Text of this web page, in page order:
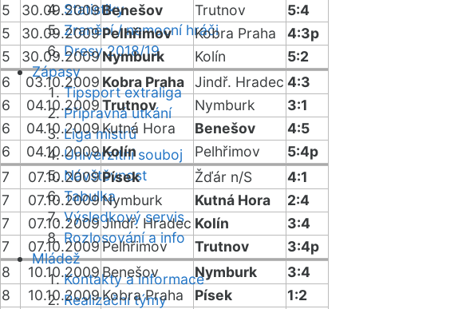
Statistiky
Zranění / nemocní hráči
Dresy 2018/19
Zápasy
Tipsport extraliga
Přípravná utkání
Liga mistrů
Univerzitní souboj
Návštěvnost
Tabulka
Výsledkový servis
Rozlosování a info
Mládež
Kontakty a informace
Realizační týmy
5
30.09.2009Benešov Trutnov
5:4
5
30.09.2009Pelhřimov Kobra Praha
4:3p
5
30.09.2009Nymburk Kolín
5:2
6
03.10.2009 Kobra Praha Jindř. Hradec 4:3
6
04.10.2009Trutnov Nymburk
3:1
6
04.10.2009Kutná Hora Benešov
4:5
6
04.10.2009Kolín Pelhřimov
5:4p
7
07.10.2009Písek Žďár n/S
4:1
7
07.10.2009Nymburk Kutná Hora
2:4
7
07.10.2009Jindř. Hradec Kolín
3:4
7
07.10.2009Pelhřimov Trutnov
3:4p
8
10.10.2009Benešov Nymburk
3:4
8
10.10.2009Kobra Praha Písek
1:2